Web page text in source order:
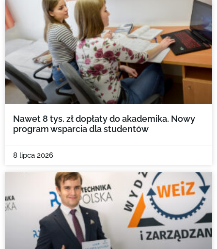
Nawet 8 tys. zł dopłaty do akademika. Nowy
program wsparcia dla studentów
8 lipca 2026